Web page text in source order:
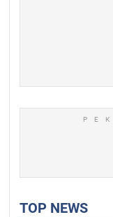
TOP NEWS